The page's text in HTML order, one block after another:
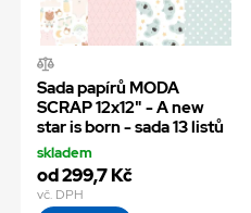
Sada papírů MODA
SCRAP 12x12" - A new
star is born - sada 13 listů
skladem
od 299,7 Kč
vč. DPH